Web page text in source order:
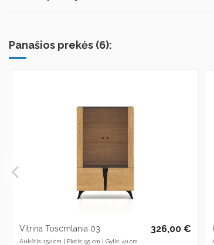
Panašios prekės (6):
Vitrina Toscmlania 03
Aukštis: 152 cm | Plotis: 95 cm | Gylis: 40 cm
326,00 €